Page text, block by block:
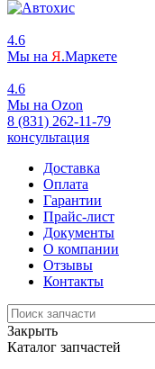
4.6
Мы на Я.Маркете
4.6
Мы на Ozon
8 (831) 262-11-79
консультация
Доставка
Оплата
Гарантии
Прайс-лист
Документы
О компании
Отзывы
Контакты
Закрыть
Каталог запчастей